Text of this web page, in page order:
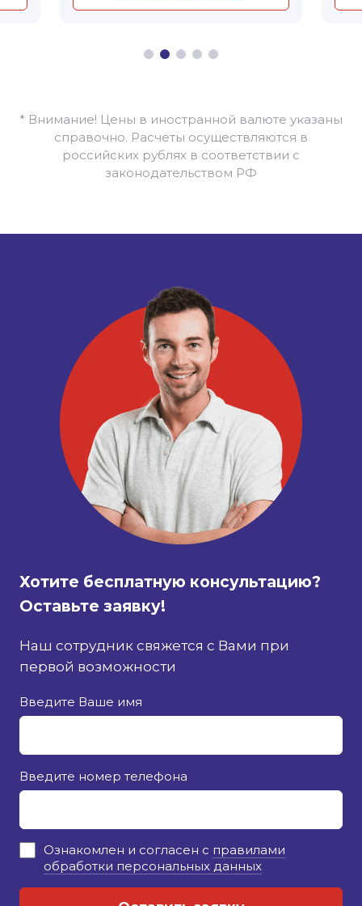
* Внимание! Цены в иностранной валюте указаны
справочно. Расчеты осуществляются в
российских рублях в соответствии с
законодательством РФ
Хотите бесплатную консультацию?
Оставьте заявку!
Наш сотрудник свяжется с Вами при
первой возможности
Введите Ваше имя
Введите номер телефона
Ознакомлен и согласен с правилами
обработки персональных данных